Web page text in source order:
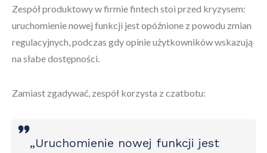
Zespół produktowy w firmie fintech stoi przed kryzysem:
uruchomienie nowej funkcji jest opóźnione z powodu zmian
regulacyjnych, podczas gdy opinie użytkowników wskazują
na słabe dostępności.
Zamiast zgadywać, zespół korzysta z czatbotu:
„Uruchomienie nowej funkcji jest